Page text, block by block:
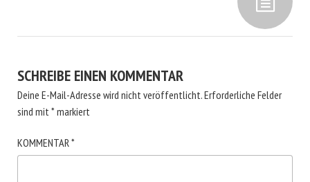
SCHREIBE EINEN KOMMENTAR
Deine E-Mail-Adresse wird nicht veröffentlicht.Erforderliche Felder
sind mit*markiert
KOMMENTAR*